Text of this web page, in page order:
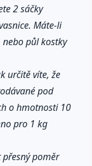
2 sáčky
Máte-li
půl kostky
určitě víte, že
pod
o hmotnosti 10
pro 1 kg
přesný poměr